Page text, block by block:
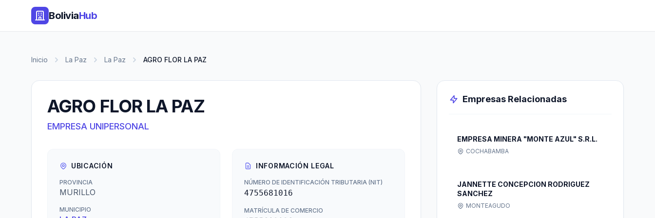
BoliviaHub
Inicio La Paz La Paz AGRO FLOR LA PAZ
AGRO FLOR LA PAZ
EMPRESA UNIPERSONAL
UBICACIÓN
PROVINCIA
MURILLO
MUNICIPIO
INFORMACIÓN LEGAL
NÚMERO DE IDENTIFICACIÓN TRIBUTARIA (NIT)
4755681016
MATRÍCULA DE COMERCIO
Empresas Relacionadas
EMPRESA MINERA "MONTE AZUL" S.R.L.
COCHABAMBA
JANNETTE CONCEPCION RODRIGUEZ
SANCHEZ
MONTEAGUDO